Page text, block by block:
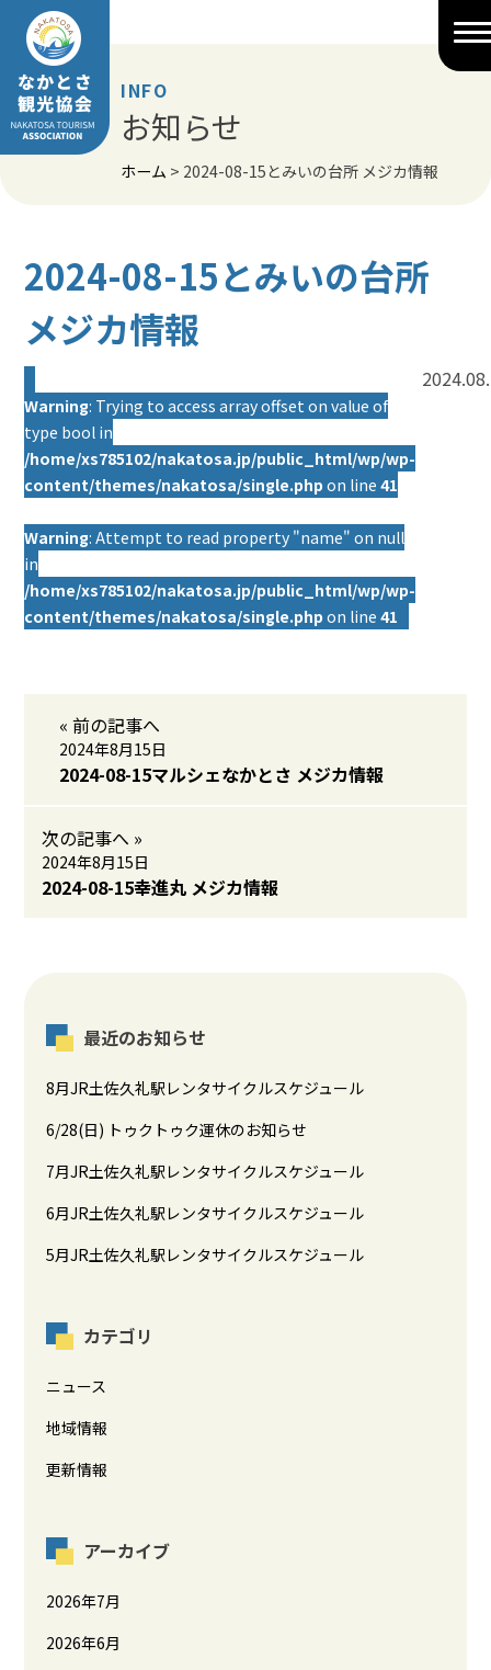
Skip
content
INFO
お知らせ
ホーム > 2024-08-15とみいの台所 メジカ情報
2024-08-15とみいの台所
メジカ情報
Warning: Trying to access array offset on value of
type bool in
/home/xs785102/nakatosa.jp/public_html/wp/wp-
content/themes/nakatosa/single.php on line41
Warning: Attempt to read property "name" on null
in
/home/xs785102/nakatosa.jp/public_html/wp/wp-
content/themes/nakatosa/single.php on line41
« 前の記事へ
2024年8月15日
2024-08-15マルシェなかとさ メジカ情報
次の記事へ »
2024年8月15日
2024-08-15幸進丸 メジカ情報
最近のお知らせ
8月JR土佐久礼駅レンタサイクルスケジュール
6/28(日) トゥクトゥク運休のお知らせ
7月JR土佐久礼駅レンタサイクルスケジュール
6月JR土佐久礼駅レンタサイクルスケジュール
5月JR土佐久礼駅レンタサイクルスケジュール
カテゴリ
ニュース
地域情報
更新情報
アーカイブ
2026年7月
2026年6月